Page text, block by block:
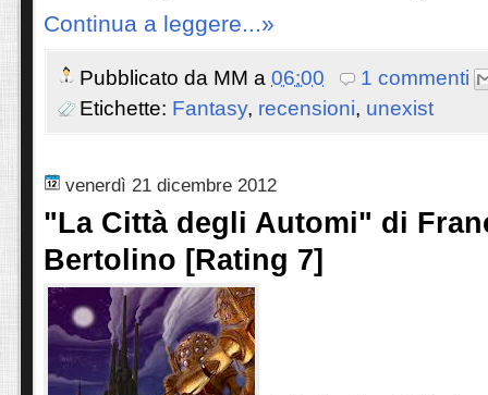
Continua a leggere...»
Pubblicato da MM a 06:00
1 commenti
Etichette: Fantasy, recensioni, unexist
venerdì 21 dicembre 2012
"La Città degli Automi" di
Bertolino [Rating 7]